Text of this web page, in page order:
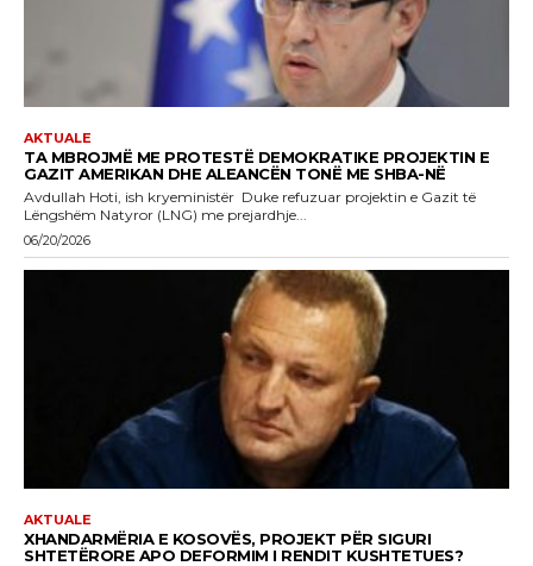
AKTUALE
TA MBROJMË ME PROTESTË DEMOKRATIKE PROJEKTIN E
GAZIT AMERIKAN DHE ALEANCËN TONË ME SHBA-NË
Avdullah Hoti, ish kryeministër Duke refuzuar projektin e Gazit të
Lëngshëm Natyror (LNG) me prejardhje...
06/20/2026
AKTUALE
XHANDARMËRIA E KOSOVËS, PROJEKT PËR SIGURI
SHTETËRORE APO DEFORMIM I RENDIT KUSHTETUES?